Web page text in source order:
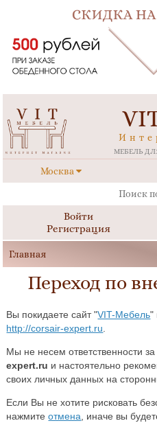
МЕБЕЛЬ
Москва
Войти
Регистрация
Переход по
Вы покидаете сайт "VIT-Мебель"
http://corsair-expert.ru
Мы не несем ответственности
expert.ru и настоятельно
своих личных данных на
Если Вы не хотите рисковать
нажмитеотмена , иначе вы